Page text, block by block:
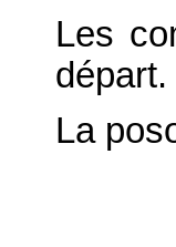
Les
départ.
La